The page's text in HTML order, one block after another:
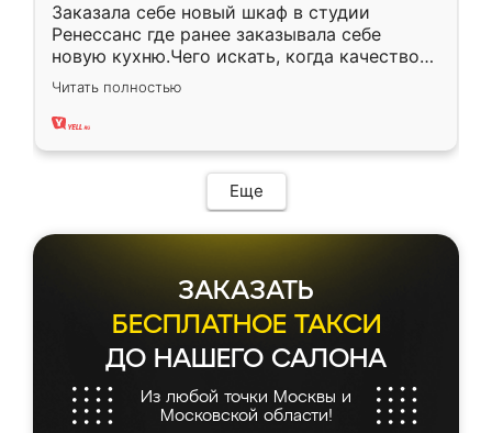
Заказала себе новый шкаф в студии
Ренессанс где ранее заказывала себе
новую кухню.Чего искать, когда качеством
вполне довольна. Служит кухня уже почти
два года, нареканий нет.
Читать полностью
Еще
ЗАКАЗАТЬ
БЕСПЛАТНОЕ ТАКСИ
ДО НАШЕГО САЛОНА
Из любой точки Москвы и
Московской области!